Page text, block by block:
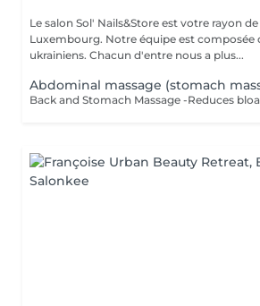
Le salon Sol' Nails&Store est votre rayon
Luxembourg. Notre équipe est composée de PROspécialistes
ukrainiens. Chacun d'entre nous a plus...
Abdominal massage (stomach